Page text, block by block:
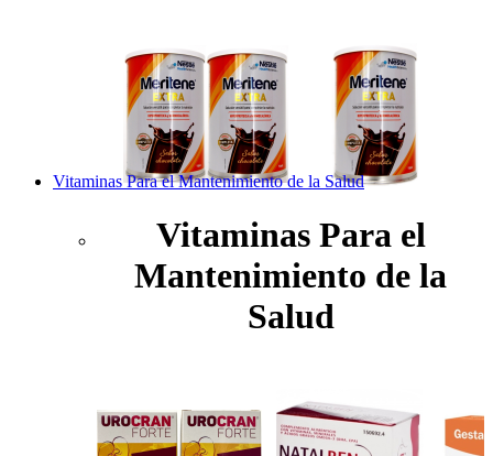
Vitaminas Para el Mantenimiento de la Salud
Vitaminas Para el
Mantenimiento de la
Salud